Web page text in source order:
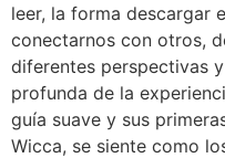
leer, la forma descargar
conectarnos con otros,
diferentes perspectivas
profunda de la
guía suave y sus
Wicca, se siente como